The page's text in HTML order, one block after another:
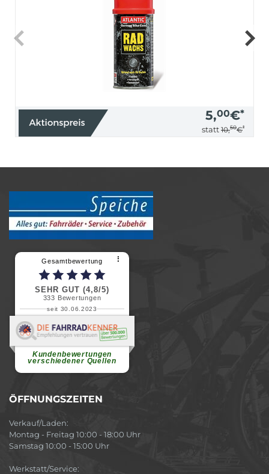
5,00€*
statt 10,50€*
Gesamtbewertung ⠇
SEHR GUT (4,8/5)
333 Bewertungen
seit 30.06.2023
Kundenbewertungen
verschiedener Quellen
Renate H.
Vielen Dank für ein herzliches
ÖFFNUNGSZEITEN
Verkauf/Laden:
Montag - Freitag 10:00 - 18:00 Uhr
Samstag 10:00 - 15:00 Uhr
Werkstatt/Service: